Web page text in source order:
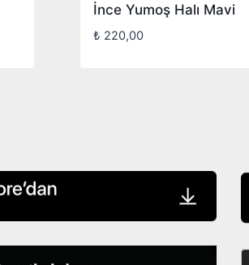
İnce Yumoş Halı Mavi
₺ 220,00